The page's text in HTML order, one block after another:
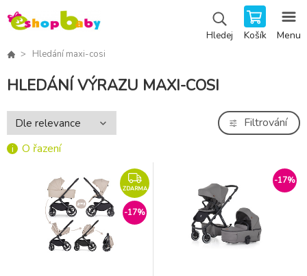
Hledej Košík Menu
Hledání maxi-cosi
HLEDÁNÍ VÝRAZU MAXI-COSI
O řazení
Filtrování
ZDARMA
-17%
-17%